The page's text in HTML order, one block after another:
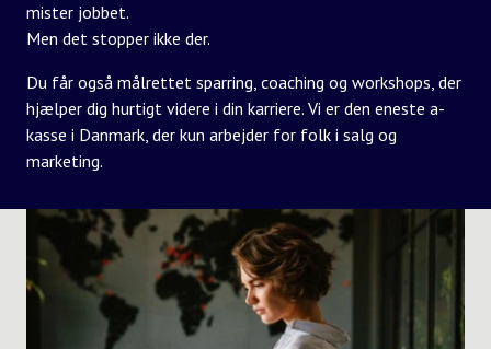
mister jobbet.
Men det stopper ikke der.
Du får også målrettet sparring, coaching og workshops, der
hjælper dig hurtigt videre i din karriere. Vi er den eneste a-
kasse i Danmark, der kun arbejder for folk i salg og
marketing.